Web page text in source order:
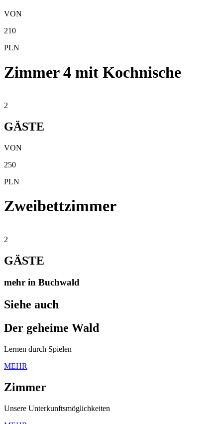
VON
210
PLN
Zimmer 4 mit Kochnische
2
GÄSTE
VON
250
PLN
Zweibettzimmer
2
GÄSTE
mehr in Buchwald
Siehe auch
Der geheime Wald
Lernen durch Spielen
MEHR
Zimmer
Unsere Unterkunftsmöglichkeiten